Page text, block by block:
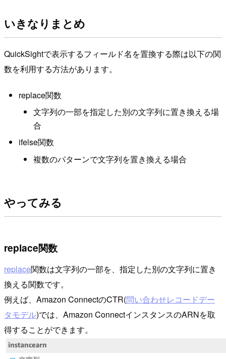
いきなりまとめ
QuickSightで表示するフィールド名を置換する際は以下の関
数を利用する方法があります。
replace関数
文字列の一部を指定した別の文字列に置き換える場
合
ifelse関数
複数のパターンで文字列を置き換える場合
やってみる
replace関数
replace関数は文字列の一部を、指定した別の文字列に置き
換える関数です。
例えば、Amazon ConnectのCTR(問い合わせレコードデー
タモデル)では、Amazon ConnectインスタンスのARNを取
得することができます。